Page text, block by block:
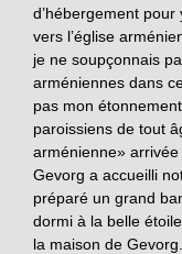
d’hébergement
vers l’église
je ne soupçonnais
arméniennes dans
pas mon
paroissiens de tout
arménienne»
Gevorg a accueilli
préparé un grand
dormi à la belle
la maison de